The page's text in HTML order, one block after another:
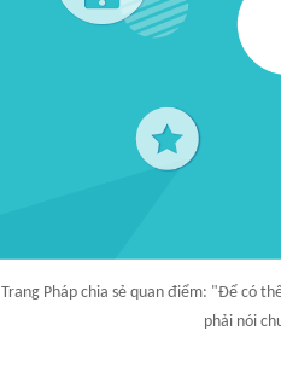
Trang Pháp chia sẻ quan điểm: "Để có
phải nói